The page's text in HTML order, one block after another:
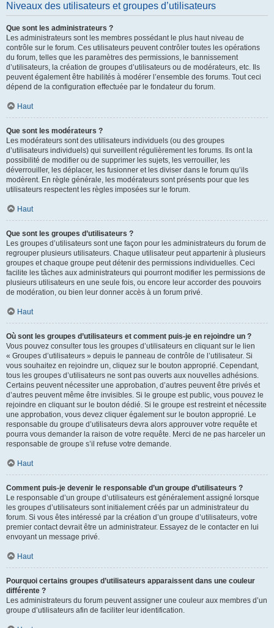
Niveaux des utilisateurs et groupes d’utilisateurs
Que sont les administrateurs ?
Les administrateurs sont les membres possédant le plus haut niveau de
contrôle sur le forum. Ces utilisateurs peuvent contrôler toutes les opérations
du forum, telles que les paramètres des permissions, le bannissement
d’utilisateurs, la création de groupes d’utilisateurs ou de modérateurs, etc. Ils
peuvent également être habilités à modérer l’ensemble des forums. Tout ceci
dépend de la configuration effectuée par le fondateur du forum.
Haut
Que sont les modérateurs ?
Les modérateurs sont des utilisateurs individuels (ou des groupes
d’utilisateurs individuels) qui surveillent régulièrement les forums. Ils ont la
possibilité de modifier ou de supprimer les sujets, les verrouiller, les
déverrouiller, les déplacer, les fusionner et les diviser dans le forum qu’ils
modèrent. En règle générale, les modérateurs sont présents pour que les
utilisateurs respectent les règles imposées sur le forum.
Haut
Que sont les groupes d’utilisateurs ?
Les groupes d’utilisateurs sont une façon pour les administrateurs du forum de
regrouper plusieurs utilisateurs. Chaque utilisateur peut appartenir à plusieurs
groupes et chaque groupe peut détenir des permissions individuelles. Ceci
facilite les tâches aux administrateurs qui pourront modifier les permissions de
plusieurs utilisateurs en une seule fois, ou encore leur accorder des pouvoirs
de modération, ou bien leur donner accès à un forum privé.
Haut
Où sont les groupes d’utilisateurs et comment puis-je en rejoindre un ?
Vous pouvez consulter tous les groupes d’utilisateurs en cliquant sur le lien
« Groupes d’utilisateurs » depuis le panneau de contrôle de l’utilisateur. Si
vous souhaitez en rejoindre un, cliquez sur le bouton approprié. Cependant,
tous les groupes d’utilisateurs ne sont pas ouverts aux nouvelles adhésions.
Certains peuvent nécessiter une approbation, d’autres peuvent être privés et
d’autres peuvent même être invisibles. Si le groupe est public, vous pouvez le
rejoindre en cliquant sur le bouton dédié. Si le groupe est restreint et nécessite
une approbation, vous devez cliquer également sur le bouton approprié. Le
responsable du groupe d’utilisateurs devra alors approuver votre requête et
pourra vous demander la raison de votre requête. Merci de ne pas harceler un
responsable de groupe s’il refuse votre demande.
Haut
Comment puis-je devenir le responsable d’un groupe d’utilisateurs ?
Le responsable d’un groupe d’utilisateurs est généralement assigné lorsque
les groupes d’utilisateurs sont initialement créés par un administrateur du
forum. Si vous êtes intéressé par la création d’un groupe d’utilisateurs, votre
premier contact devrait être un administrateur. Essayez de le contacter en lui
envoyant un message privé.
Haut
Pourquoi certains groupes d’utilisateurs apparaissent dans une couleur
différente ?
Les administrateurs du forum peuvent assigner une couleur aux membres d’un
groupe d’utilisateurs afin de faciliter leur identification.